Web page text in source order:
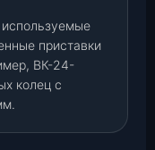
приставки
ВК-24-
колец с